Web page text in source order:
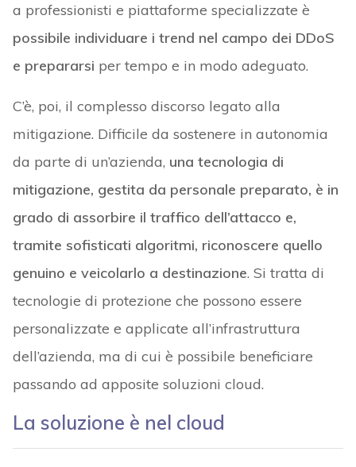
a professionisti e piattaforme specializzate è
possibile individuare i trend nel campo dei DDoS
e prepararsi per tempo e in modo adeguato.
C’è, poi, il complesso discorso legato alla
mitigazione. Difficile da sostenere in autonomia
da parte di un’azienda, una tecnologia di
mitigazione, gestita da personale preparato, è in
grado di assorbire il traffico dell’attacco e,
tramite sofisticati algoritmi, riconoscere quello
genuino e veicolarlo a destinazione. Si tratta di
tecnologie di protezione che possono essere
personalizzate e applicate all’infrastruttura
dell’azienda, ma di cui è possibile beneficiare
passando ad apposite soluzioni cloud.
La soluzione è nel cloud